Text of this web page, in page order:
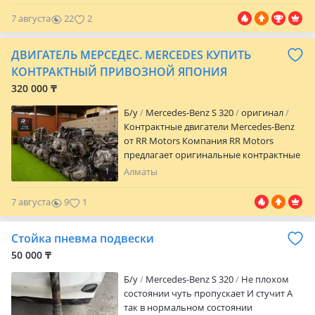
поможем подобрать качественную
контрактную коробку АКПП Mercedes-
Benz по выгодной цене.
вопросы, поможем подобрать
подходящую коробку передач и
оперативно оформим отправку.
7 августа 22 2
ДВИГАТЕЛЬ МЕРСЕДЕС. MERCEDES КУПИТЬ
КОНТРАКТНЫЙ ПРИВОЗНОЙ ЯПОНИЯ
320 000 ₸
1
Б/y Mercedes-Benz S 320
оригинал
Контрактные двигатели Mercedes-Benz
от RR Motors Компания RR Motors
предлагает оригинальные контрактные
двигатели Mercedes-Benz в отличном
широкий выбор бензиновых и
дизельных двигателей, поставляемых из
Японии, Европы и ОАЭ. Все двигатели
проходят тщательную проверку перед
эксплуатации. Мы предлагаем
надежные контрактные агрегаты с
большим остаточным ресурсом по
Алматы
7 августа 9 1
Стойка пневма подвески
50 000 ₸
Б/y Mercedes-Benz S 320
Не плохом
состоянии чуть пропускает И стучит А
так в нормальном состоянии